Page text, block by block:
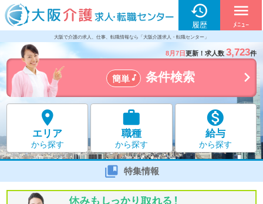

履歴
menu
ﾒﾆｭｰ
大阪で介護の求人、仕事、転職情報なら「大阪介護求人・転職センター」
8月7日更新！求人数 3,723件
簡単  条件検索 

エリア
から探す

職種
から探す

給与
から探す
 特集情報